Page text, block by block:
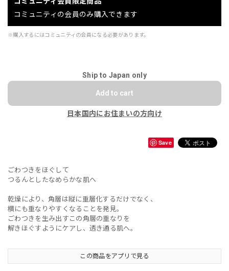
コミュニティの会員のみ購入できます
※購入するにはコミュニティの会員になる必要があります。
Ship to Japan only
Add to cart
日本国内にお住まいの方向け
Save
ごわつきをほぐして
つるんとしたなめらかな肌へ
乾燥により、角層は縦に重層化するだけでなく、
横にも重なりやすくなることを発見。
ごわつきを生み出すこの角層の重なりを
解きほぐすようにケアし、透き通る肌へ。
この商品をアプリで見る